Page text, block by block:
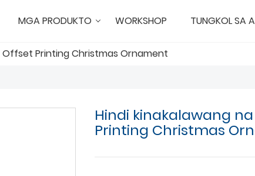
MGA PRODUKTO WORKSHOP TUNGKOL SA
Offset Printing Christmas Ornament
Hindi kinakalawang
Printing Christmas